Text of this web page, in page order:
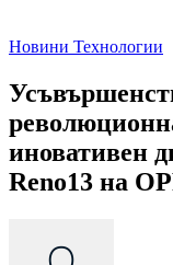
Новини Технологии
иновативен
Reno13 на